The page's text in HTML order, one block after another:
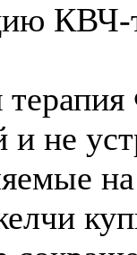
КВЧ-
не